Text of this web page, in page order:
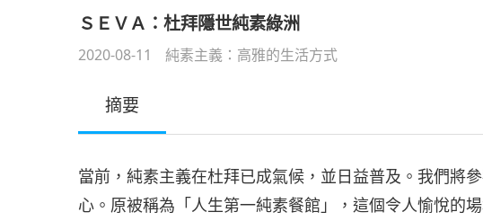
ＳＥＶＡ：杜拜隱世純素綠洲
2020-08-11 純素主義：高雅的生活方式
摘要
當前，純素主義在杜拜已成氣候，並日益普及。我們將
心。原被稱為「人生第一純素餐館」，這個令人愉悅的